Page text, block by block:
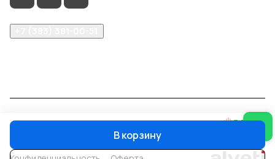
В корзину
© 2026 Интер-Двери